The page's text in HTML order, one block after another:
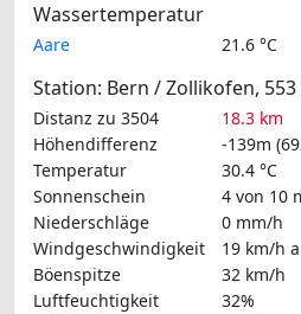
Wassertemperatur
Aare 21.6 °C
Station: Bern / Zollikofen, 553
Distanz zu 3504
18.3 km
Höhendifferenz
-139m
Temperatur
30.4 °C
Sonnenschein
4 von 10
Niederschläge
0 mm/h
Windgeschwindigkeit
19 km/h
Böenspitze
32 km/h
Luftfeuchtigkeit
32%